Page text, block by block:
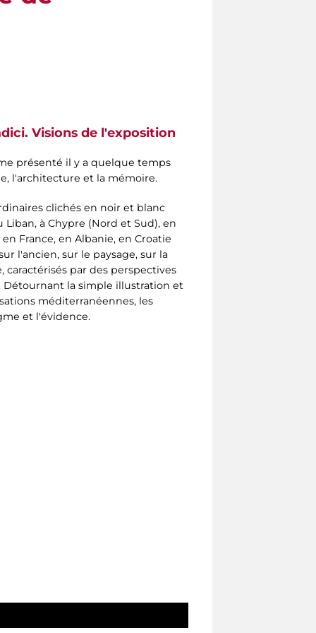
Visions de l'exposition
présenté il y a quelque temps
l'architecture et la mémoire.
clichés en noir et blanc
à Chypre (Nord et Sud), en
France, en Albanie, en Croatie
l'ancien, sur le paysage, sur la
par des perspectives
Détournant la simple illustration et
méditerranéennes, les
et l'évidence.